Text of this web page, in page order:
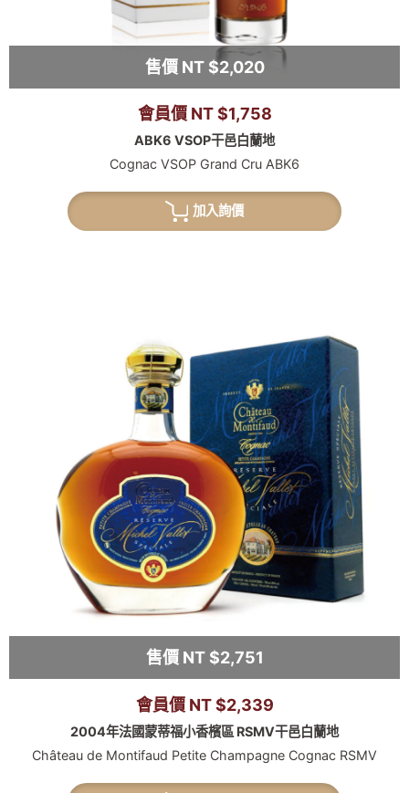
售價 NT $2,020
會員價 NT $1,758
ABK6 VSOP干邑白蘭地
Cognac VSOP Grand Cru ABK6
加入詢價
售價 NT $2,751
會員價 NT $2,339
2004年法國蒙蒂福小香檳區 RSMV干邑白蘭地
Château de Montifaud Petite Champagne Cognac RSMV